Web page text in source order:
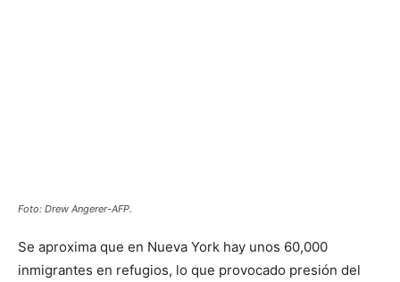
Foto: Drew Angerer-AFP.
Se aproxima que en Nueva York hay unos 60,000
inmigrantes en refugios, lo que provocado presión del